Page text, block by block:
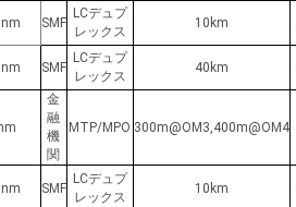
SMF
LCデュプ
レックス
10km
SMF
LCデュプ
レックス
40km
金
融
機
関
MTP/MPO 300m@OM3,400m@OM4
SMF
LCデュプ
レックス
10km